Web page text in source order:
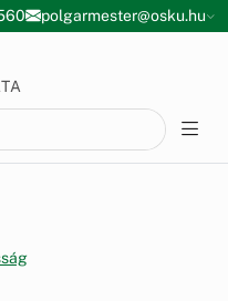
polgarmester@osku.hu